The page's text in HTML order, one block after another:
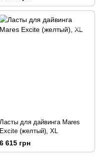
Ласты для дайвинга Mares
Excite (желтый), XL
6 615 грн